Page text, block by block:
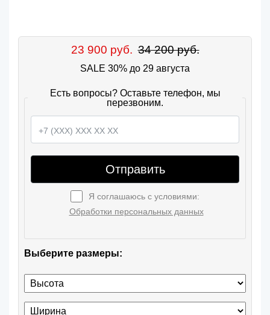
23 900 руб. 34 200 руб.
SALE 30% до 29 августа
Есть вопросы? Оставьте телефон, мы
перезвоним.
Отправить
Я соглашаюсь с условиями:
Обработки персональных данных
Выберите размеры: